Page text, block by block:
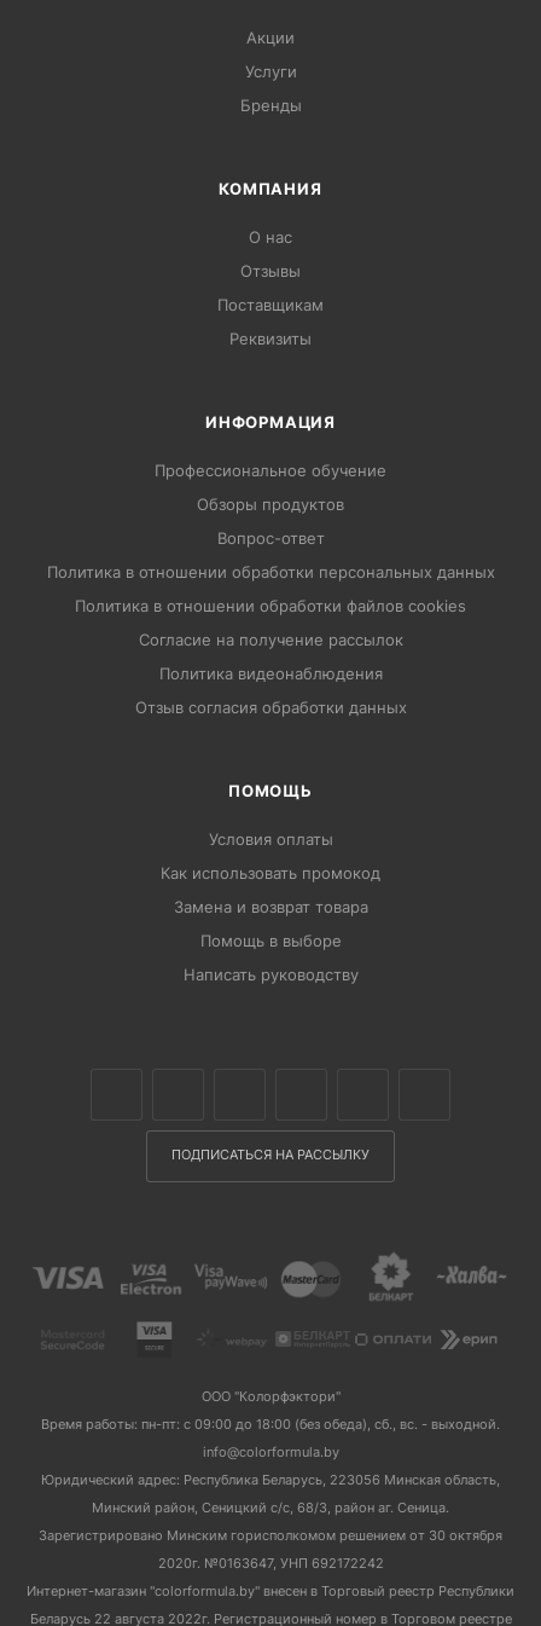
Акции
Услуги
Бренды
КОМПАНИЯ
О нас
Отзывы
Поставщикам
Реквизиты
ИНФОРМАЦИЯ
Профессиональное обучение
Обзоры продуктов
Вопрос-ответ
Политика в отношении обработки персональных данных
Политика в отношении обработки файлов cookies
Согласие на получение рассылок
Политика видеонаблюдения
Отзыв согласия обработки данных
ПОМОЩЬ
Условия оплаты
Как использовать промокод
Замена и возврат товара
Помощь в выборе
Написать руководству
ПОДПИСАТЬСЯ НА РАССЫЛКУ
ООО "Колорфэктори"
Время работы: пн-пт: с 09:00 до 18:00 (без обеда), сб., вс. - выходной.
info@colorformula.by
Юридический адрес: Республика Беларусь, 223056 Минская область,
Минский район, Сеницкий с/с, 68/3, район аг. Сеница.
Зарегистрировано Минским горисполкомом решением от 30 октября
2020г. №0163647, УНП 692172242
Интернет-магазин "colorformula.by" внесен в Торговый реестр Республики
Беларусь 22 августа 2022г. Регистрационный номер в Торговом реестре